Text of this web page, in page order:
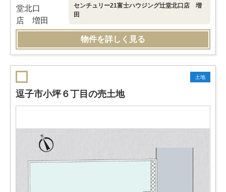
センチュリー21富士ハウジング辻堂北口店 増
田
物件を詳しく見る
土地
逗子市小坪６丁目の売土地